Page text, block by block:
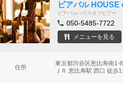
ビアバル HOUSE
ビアバルハウスオブビアー
050-5485-7722
メニューを見る
住所
東京都渋谷区恵比寿南
ＪＲ 恵比寿駅 西口 徒歩